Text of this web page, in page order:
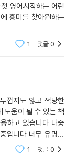
영어시작하는 어린
흥미를 찾아원하는
1 댓글0
껍지도 않고 적당한
도움이 될 수 있는 책
하고 있습니다 나중
입니다 너무 유명한
시작해보시기를 바
1 댓글0